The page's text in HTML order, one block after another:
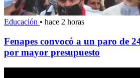
Educación • hace 2 horas
Fenapes convocó a un paro de
por mayor presupuesto